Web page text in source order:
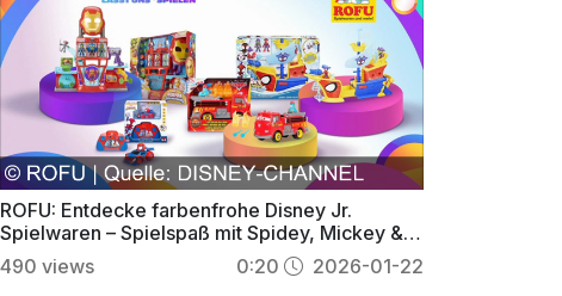
ROFU: Entdecke farbenfrohe Disney Jr.
Spielwaren – Spielspaß mit Spidey, Mickey &
Lightning McQueen
490 views 0:20 2026-01-22